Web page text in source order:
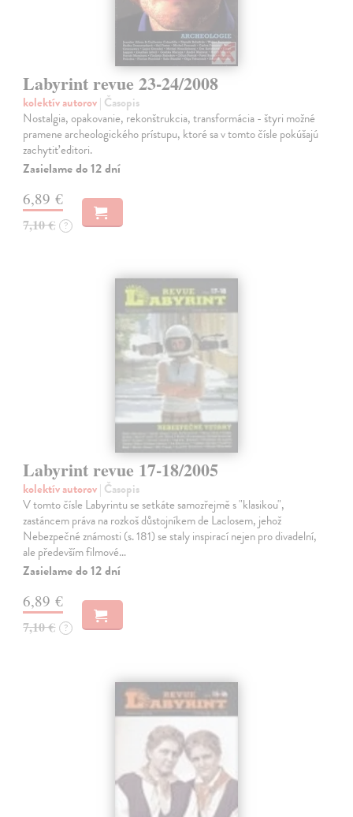
Labyrint revue 23-24/2008
kolektív autorov| Časopis
Nostalgia, opakovanie, rekonštrukcia, transformácia - štyri možné
pramene archeologického prístupu, ktoré sa v tomto čísle pokúšajú
zachytiť editori.
Zasielame do 12 dní
6,89 €
7,10 € ?
Labyrint revue 17-18/2005
kolektív autorov| Časopis
V tomto čísle Labyrintu se setkáte samozřejmě s "klasikou",
zastáncem práva na rozkoš důstojníkem de Laclosem, jehož
Nebezpečné známosti (s. 181) se staly inspirací nejen pro divadelní,
ale především filmové…
Zasielame do 12 dní
6,89 €
7,10 € ?